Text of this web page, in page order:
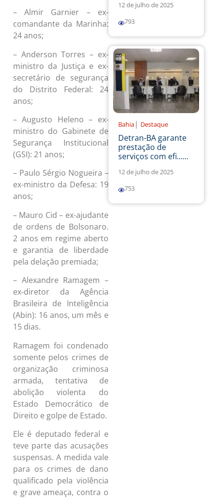
– Almir Garnier – ex-
comandante da Marinha:
24 anos;
– Anderson Torres – ex-
ministro da Justiça e ex-
secretário de segurança
do Distrito Federal: 24
anos;
– Augusto Heleno – ex-
ministro do Gabinete de
Segurança Institucional
(GSI): 21 anos;
– Paulo Sérgio Nogueira –
ex-ministro da Defesa: 19
anos;
– Mauro Cid – ex-ajudante
de ordens de Bolsonaro.
2 anos em regime aberto
e garantia de liberdade
pela delação premiada;
– Alexandre Ramagem –
ex-diretor da Agência
Brasileira de Inteligência
(Abin): 16 anos, um mês e
15 dias.
Ramagem foi condenado
somente pelos crimes de
organização criminosa
armada, tentativa de
abolição violenta do
Estado Democrático de
Direito e golpe de Estado.
Ele é deputado federal e
teve parte das acusações
suspensas. A medida vale
para os crimes de dano
qualificado pela violência
e grave ameaça, contra o
12 de julho de 2025
793
Bahia | Destaque
Detran-BA garante
prestação de
serviços com efi......
12 de julho de 2025
753